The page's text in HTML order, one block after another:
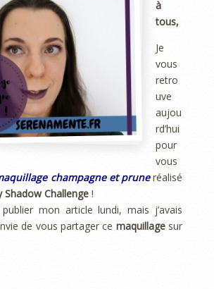
à
tous,
Je
vous
retro
uve
aujou
rd’hui
pour
vous
champagne et pruneréalisé
Shadow Challenge !
mon article lundi, mais j’avais
de vous partager ce maquillagesur